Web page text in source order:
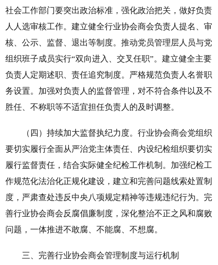
社会工作部门要突出政治标准，强化政治把关，做好负责
人人选审核工作。建立健全行业协会商会负责人提名、审
核、公示、监督、退出等制度。推动党员管理层人员与党
组织班子成员实行“双向进入、交叉任职”。建立健全主要
负责人定期述职、责任追究制度。严格规范负责人名誉职
务设置。加强对负责人的监督管理，对不符合条件以及不
胜任、不称职等不适宜担任负责人的及时调整。
（四）持续加大监督执纪力度。行业协会商会党组织
要切实履行全面从严治党主体责任、内设纪检组织要切实
履行监督责任，结合实际健全纪检工作机制。加强纪检工
作规范化法治化正规化建设，建立和完善问题线索处置制
度，严肃查处违反中央八项规定精神等违规违纪行为。完
善行业协会商会反腐倡廉制度，深化整治不正之风和腐败
问题，一体推进不敢腐、不能腐、不想腐。
三、完善行业协会商会管理制度与运行机制